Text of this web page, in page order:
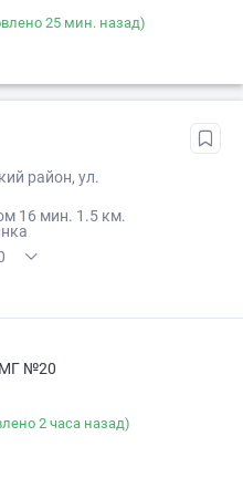
25 мин. назад)
район, ул.
16 мин. ​1.5 км.
№20
2 часа назад)